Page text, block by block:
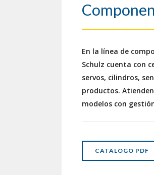
En la línea de
Schulz cuenta con
servos, cilindros,
productos.
modelos con
CATALOGO PDF